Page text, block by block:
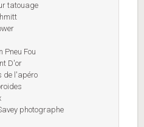
tatouage
Pneu Fou
D'or
de l'apéro
photographe